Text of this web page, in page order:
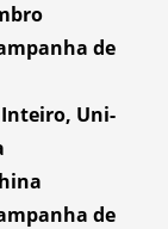
de
Uni-
de